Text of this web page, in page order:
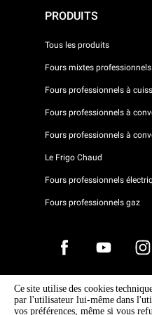
PRODUITS
Tous les produits
Fours mixtes professionnels
Fours professionnels à
Fours professionnels à
Fours professionnels à
Le Frigo Chaud
Fours professionnels
Fours professionnels gaz
Droits d'auteurt 2026 UNOX
04230750285 - REA
04230750285 - IT WEEE
Ce site utilise des cookies
par l'utilisateur lui-même dans
vos préférences, même si vous